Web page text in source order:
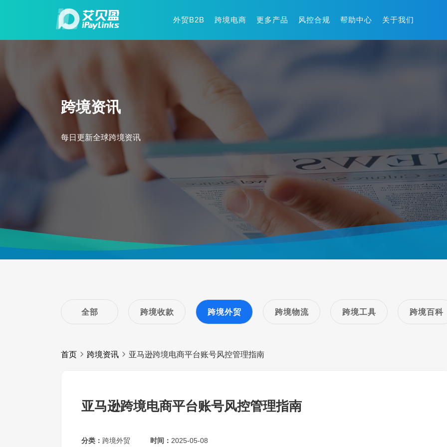
外贸B2B 跨境电商 更多产品 风控合规 帮助中心 关于我们
跨境资讯
每日更新全球跨境资讯
全部 跨境收款 跨境外贸 跨境物流 跨境工具 跨境百科
首页 跨境资讯 亚马逊跨境电商平台账号风控管理指南
亚马逊跨境电商平台账号风控管理指南
分类： 跨境外贸 时间： 2025-05-08